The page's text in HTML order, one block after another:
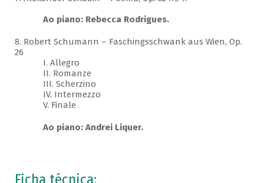
Ao piano: Rebecca Rodrigues.
8. Robert Schumann – Faschingsschwank aus Wien, Op.
26
I. Allegro
II. Romanze
III. Scherzino
IV. Intermezzo
V. Finale
Ao piano: Andrei Liquer.